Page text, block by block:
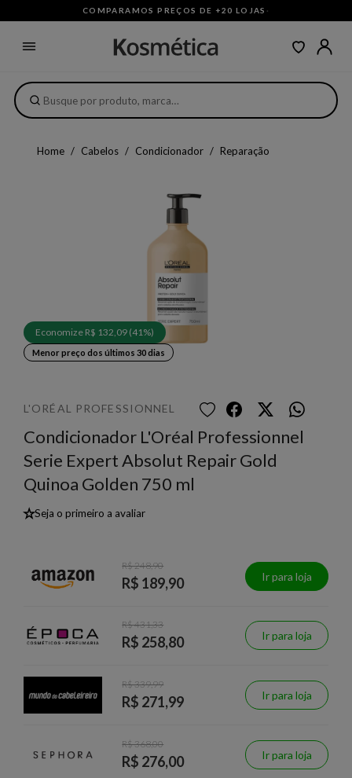
COMPARAMOS PREÇOS DE +20 LOJAS ·
Home Cabelos Condicionador Reparação
Economize R$ 132,09 (41%)
Menor preço dos últimos 30 dias
L'ORÉAL PROFESSIONNEL
Condicionador L'Oréal Professionnel
Serie Expert Absolut Repair Gold
Quinoa Golden 750 ml
★Seja o primeiro a avaliar
R$ 248,90
R$ 189,90 Ir para loja
R$ 431,33
R$ 258,80 Ir para loja
R$ 339,99
R$ 271,99 Ir para loja
R$ 368,00
R$ 276,00 Ir para loja